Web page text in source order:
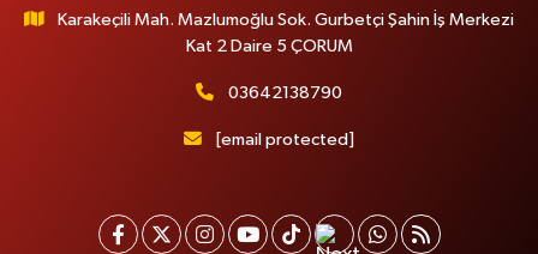
Karakeçili Mah. Mazlumoğlu Sok. Gurbetçi Şahin İş Merkezi
Kat 2 Daire 5 ÇORUM
03642138790
[email protected]